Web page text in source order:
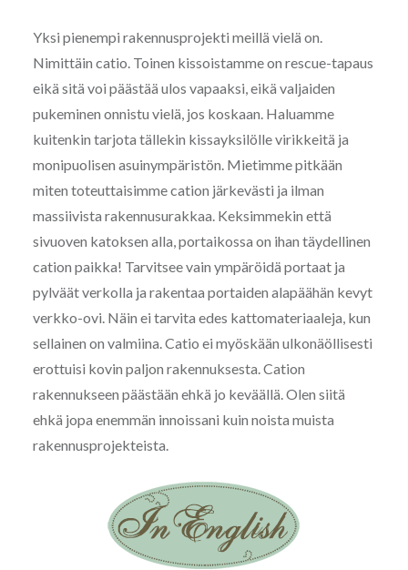
Yksi pienempi rakennusprojekti meillä vielä on.
Nimittäin catio. Toinen kissoistamme on rescue-tapaus
eikä sitä voi päästää ulos vapaaksi, eikä valjaiden
pukeminen onnistu vielä, jos koskaan. Haluamme
kuitenkin tarjota tällekin kissayksilölle virikkeitä ja
monipuolisen asuinympäristön. Mietimme pitkään
miten toteuttaisimme cation järkevästi ja ilman
massiivista rakennusurakkaa. Keksimmekin että
sivuoven katoksen alla, portaikossa on ihan täydellinen
cation paikka! Tarvitsee vain ympäröidä portaat ja
pylväät verkolla ja rakentaa portaiden alapäähän kevyt
verkko-ovi. Näin ei tarvita edes kattomateriaaleja, kun
sellainen on valmiina. Catio ei myöskään ulkonäöllisesti
erottuisi kovin paljon rakennuksesta. Cation
rakennukseen päästään ehkä jo keväällä. Olen siitä
ehkä jopa enemmän innoissani kuin noista muista
rakennusprojekteista.